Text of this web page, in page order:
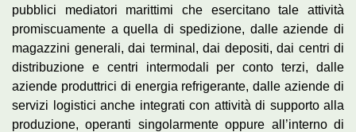
pubblici mediatori marittimi che esercitano tale attività
promiscuamente a quella di spedizione, dalle aziende di
magazzini generali, dai terminal, dai depositi, dai centri di
distribuzione e centri intermodali per conto terzi, dalle
aziende produttrici di energia refrigerante, dalle aziende di
servizi logistici anche integrati con attività di supporto alla
produzione, operanti singolarmente oppure all’interno di